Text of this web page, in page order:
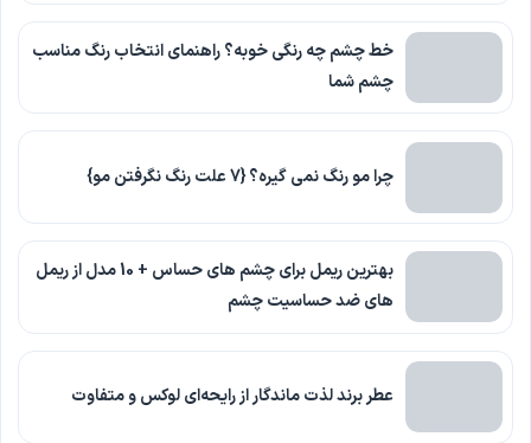
خط چشم چه رنگی خوبه؟ راهنمای انتخاب رنگ مناسب
چشم شما
چرا مو رنگ نمی گیره؟ {7 علت رنگ نگرفتن مو}
بهترین ریمل برای چشم های حساس + 10 مدل از ریمل
های ضد حساسیت چشم
عطر برند لذت ماندگار از رایحه‌ای لوکس و متفاوت